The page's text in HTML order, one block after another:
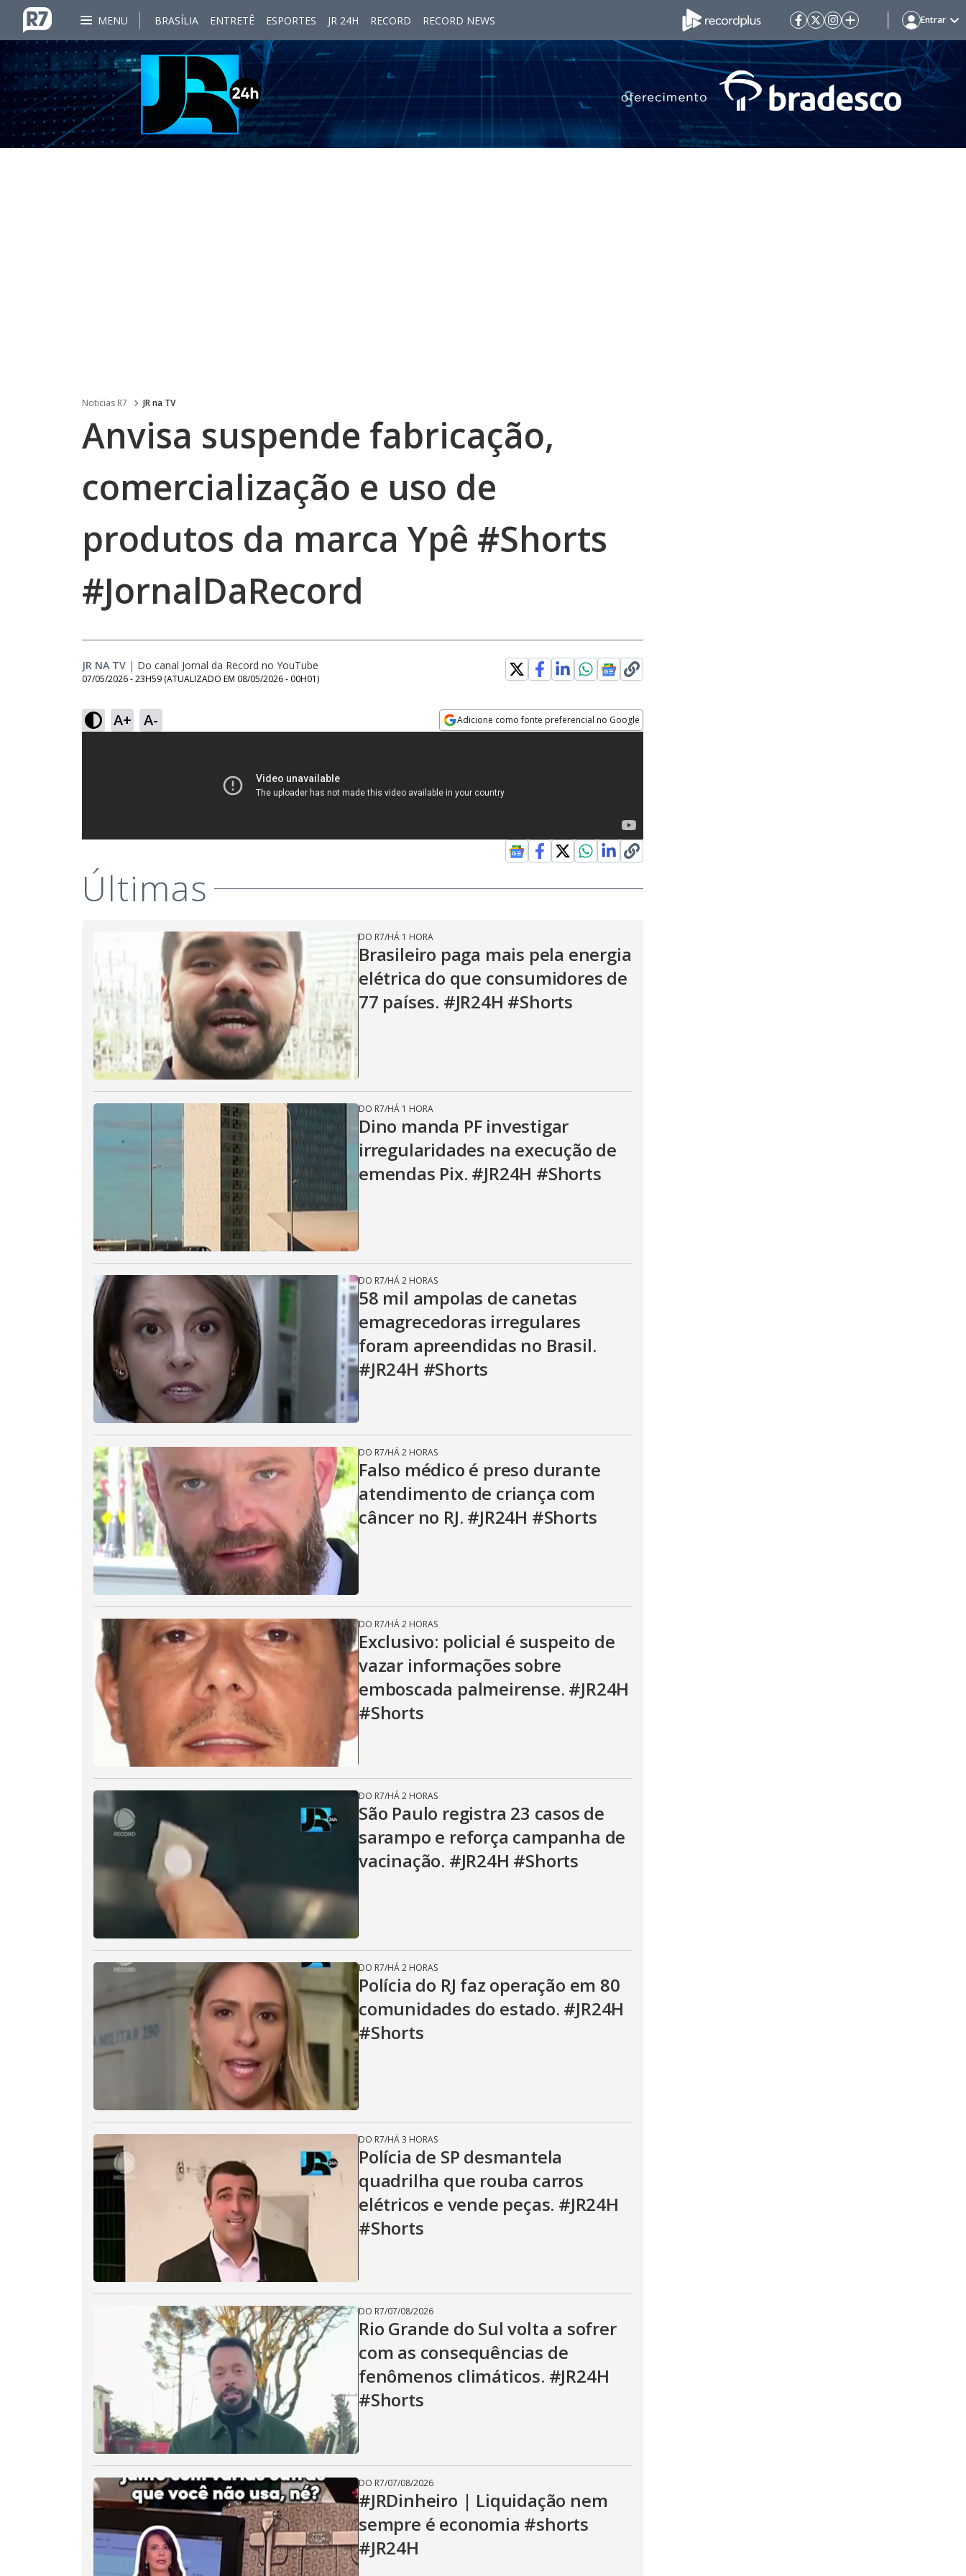
MENU BRASÍLIA ENTRETÊ ESPORTES JR 24H RECORD RECORD NEWS Entrar
Noticias R7 JR na TV
Anvisa suspende fabricação,
comercialização e uso de
produtos da marca Ypê #Shorts
#JornalDaRecord
JR NA TV | Do canal Jornal da Record no YouTube
07/05/2026 - 23H59 (ATUALIZADO EM 08/05/2026 - 00H01)
A+ A- Adicione como fonte preferencial no Google
Últimas
DO R7/HÁ 1 HORA
Brasileiro paga mais pela energia
elétrica do que consumidores de
77 países. #JR24H #Shorts
DO R7/HÁ 1 HORA
Dino manda PF investigar
irregularidades na execução de
emendas Pix. #JR24H #Shorts
DO R7/HÁ 2 HORAS
58 mil ampolas de canetas
emagrecedoras irregulares
foram apreendidas no Brasil.
#JR24H #Shorts
DO R7/HÁ 2 HORAS
Falso médico é preso durante
atendimento de criança com
câncer no RJ. #JR24H #Shorts
DO R7/HÁ 2 HORAS
Exclusivo: policial é suspeito de
vazar informações sobre
emboscada palmeirense. #JR24H
#Shorts
DO R7/HÁ 2 HORAS
São Paulo registra 23 casos de
sarampo e reforça campanha de
vacinação. #JR24H #Shorts
DO R7/HÁ 2 HORAS
Polícia do RJ faz operação em 80
comunidades do estado. #JR24H
#Shorts
DO R7/HÁ 3 HORAS
Polícia de SP desmantela
quadrilha que rouba carros
elétricos e vende peças. #JR24H
#Shorts
DO R7/07/08/2026
Rio Grande do Sul volta a sofrer
com as consequências de
fenômenos climáticos. #JR24H
#Shorts
DO R7/07/08/2026
#JRDinheiro | Liquidação nem
sempre é economia #shorts
#JR24H